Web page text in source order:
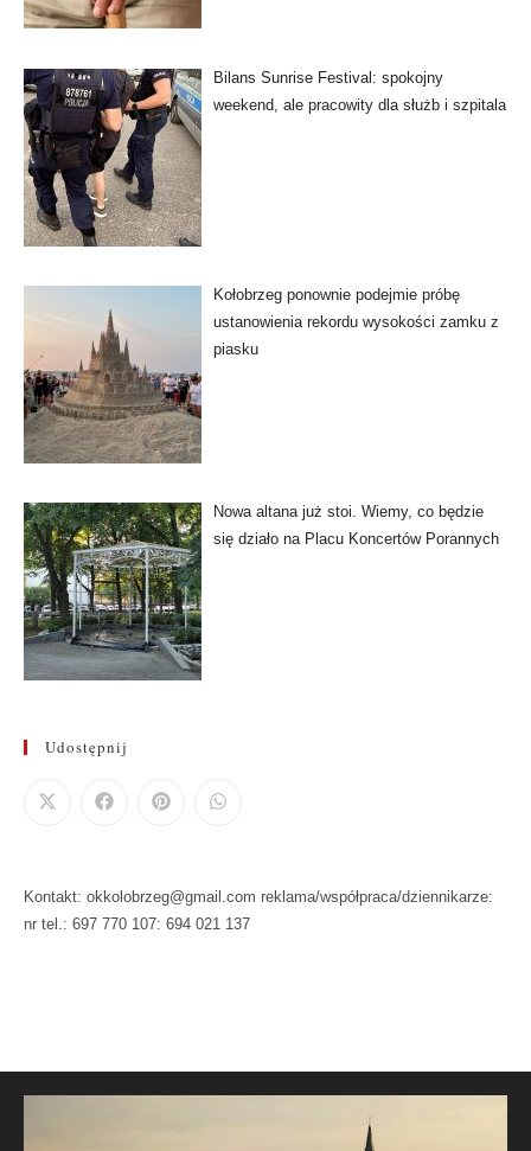
Bilans Sunrise Festival: spokojny
weekend, ale pracowity dla służb i szpitala
Kołobrzeg ponownie podejmie próbę
ustanowienia rekordu wysokości zamku z
piasku
Nowa altana już stoi. Wiemy, co będzie
się działo na Placu Koncertów Porannych
Udostępnij
Kontakt: okkolobrzeg@gmail.com reklama/współpraca/dziennikarze:
nr tel.: 697 770 107: 694 021 137